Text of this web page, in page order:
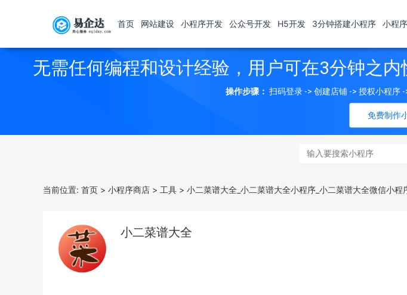
首页 网站建设 小程序开发 公众号开发 H5开发 3分钟搭建小程序 小程
无需任何编程和设计经验，用户可在3分钟之
免费制作
操作步骤： 扫码登录 -> 创建店铺 -> 授权小程序
当前位置: 首页 > 小程序商店 > 工具 > 小二菜谱大全_小二菜谱大全小程序_小二菜谱大全微信小程
小二菜谱大全